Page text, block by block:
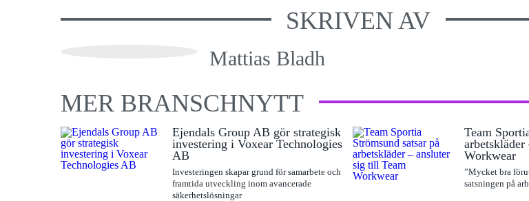
SKRIVEN AV
Mattias Bladh
MER BRANSCHNYTT
Ejendals Group AB gör strategisk
investering i Voxear Technologies
AB
Investeringen skapar grund för samarbete och
framtida utveckling inom avancerade
säkerhetslösningar
Team
Workwear
”Mycket bra
satsningen på